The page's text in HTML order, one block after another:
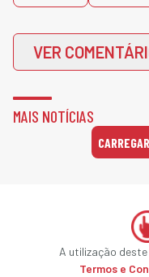
VER
MAIS NOTÍCIAS
A utilização
Termos e